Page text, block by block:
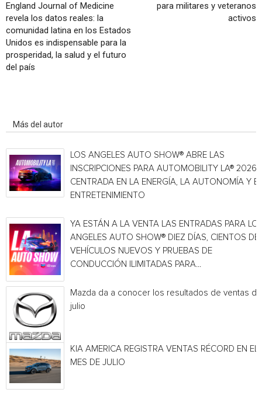
England Journal of Medicine
revela los datos reales: la
comunidad latina en los Estados
Unidos es indispensable para la
prosperidad, la salud y el futuro
del país
para militares y veteranos
activos
Más del autor
LOS ANGELES AUTO SHOW® ABRE LAS
INSCRIPCIONES PARA AUTOMOBILITY LA® 2026,
CENTRADA EN LA ENERGÍA, LA AUTONOMÍA Y EL
ENTRETENIMIENTO
YA ESTÁN A LA VENTA LAS ENTRADAS PARA
ANGELES AUTO SHOW® DIEZ DÍAS, CIENTOS DE
VEHÍCULOS NUEVOS Y PRUEBAS DE
CONDUCCIÓN ILIMITADAS PARA...
Mazda da a conocer los resultados de ventas de
julio
KIA AMERICA REGISTRA VENTAS RÉCORD EN EL
MES DE JULIO